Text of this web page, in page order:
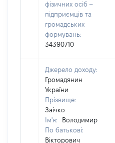
фізичних осіб –
підприємців та
громадських
формувань:
34390710
Джерело доходу:
Громадянин
України
Прізвище:
Заічко
Ім'я:
Володимир
По батькові:
Вікторович